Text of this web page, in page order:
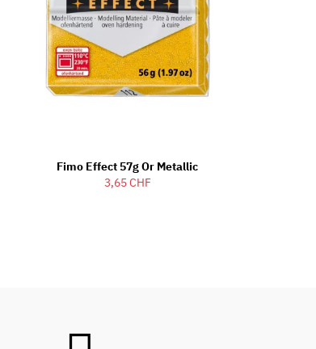
Fimo Effect 57g Or Metallic
3,65 CHF